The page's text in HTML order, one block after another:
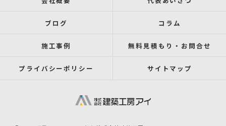
ブログ コラム
施工事例 無料見積もり・お問合せ
プライバシーポリシー サイトマップ